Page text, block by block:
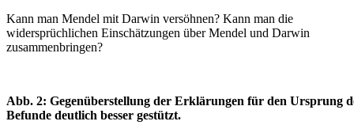
Kann man Mendel mit Darwin versöhnen? Kann man die
widersprüchlichen Einschätzungen über Mendel und Darwin
zusammenbringen?
Abb. 2: Gegenüberstellung der Erklärungen für den Ursprung
Befunde deutlich besser gestützt.